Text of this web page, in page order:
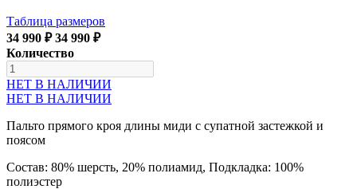
Таблица размеров
34 990 ₽ 34 990 ₽
Количество
НЕТ В НАЛИЧИИ
НЕТ В НАЛИЧИИ
Пальто прямого кроя длины миди с супатной застежкой и
поясом
Состав: 80% шерсть, 20% полиамид, Подкладка: 100%
полиэстер